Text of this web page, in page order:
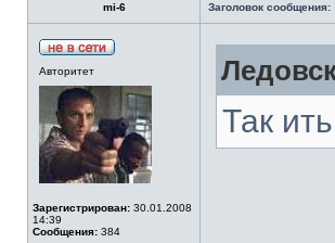
mi-6 Заголовок сообщения:
Авторитет
Зарегистрирован: 30.01.2008
14:39
Сообщения: 384
Так